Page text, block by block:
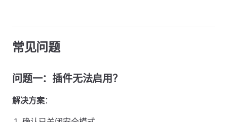
常见问题
问题一：插件无法启用？
解决方案：